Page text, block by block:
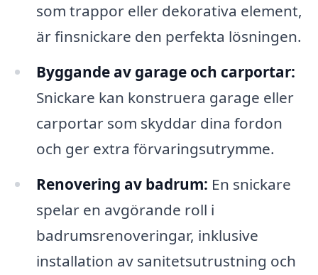
som trappor eller dekorativa element,
är finsnickare den perfekta lösningen.
Byggande av garage och carportar:
Snickare kan konstruera garage eller
carportar som skyddar dina fordon
och ger extra förvaringsutrymme.
Renovering av badrum: En snickare
spelar en avgörande roll i
badrumsrenoveringar, inklusive
installation av sanitetsutrustning och